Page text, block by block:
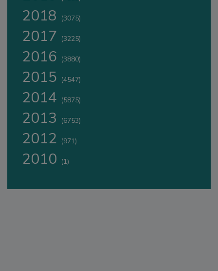
2018 (3075)
2017 (3225)
2016 (3880)
2015 (4547)
2014 (5875)
2013 (6753)
2012 (971)
2010 (1)